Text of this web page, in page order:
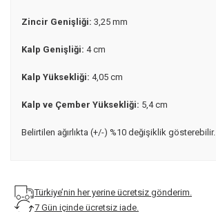
Zincir Genişliği: 3,25 mm
Kalp Genişliği: 4 cm
Kalp Yüksekliği: 4,05 cm
Kalp ve Çember Yüksekliği: 5,4 cm
Belirtilen ağırlıkta (+/-) %10 değişiklik gösterebilir.
Türkiye’nin her yerine ücretsiz gönderim.
7 Gün içinde ücretsiz iade.